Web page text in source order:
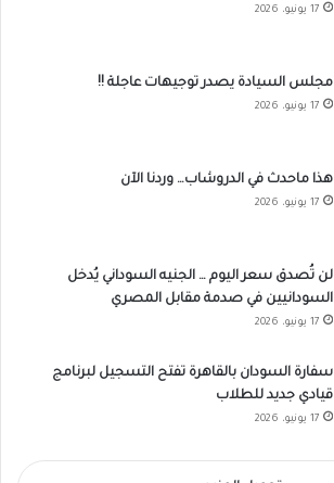
17 يونيو، 2026
مجلس السيادة يصدر توجيهات عاجلة !!
17 يونيو، 2026
هذا ماحدث في الدروشاب… وردنا الآن
17 يونيو، 2026
لن تُصدق سعر اليوم … الجنيه السوداني يُدخل
السودانيين في صدمة مقابل المصري
17 يونيو، 2026
سفارة السودان بالقاهرة تفتح التسجيل لبرنامج
قيادي جديد للطلاب
17 يونيو، 2026